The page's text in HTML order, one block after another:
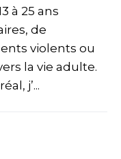
à 25 ans
de
violents ou
la vie adulte.
j’...